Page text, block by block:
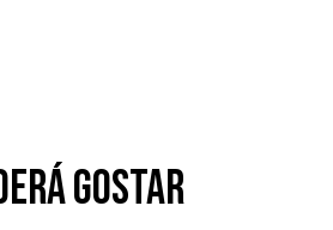
gostar